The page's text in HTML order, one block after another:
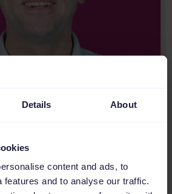
Details About
content and ads, to
features and to analyse our traffic.